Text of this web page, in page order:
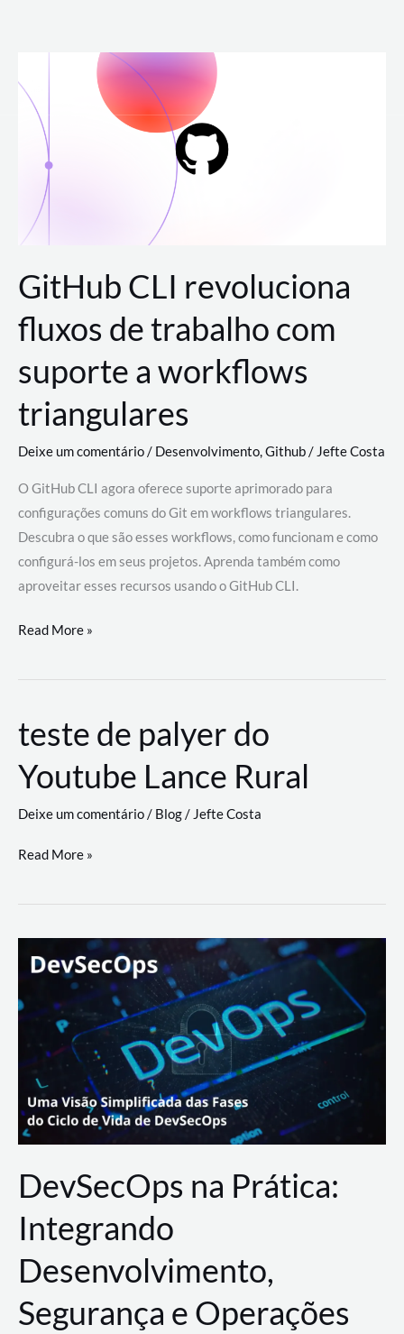
para
conteúdo
GitHub CLI revoluciona
fluxos de trabalho com
suporte a workflows
triangulares
Deixe um comentário/ Desenvolvimento,Github/ Jefte Costa
O GitHub CLI agora oferece suporte aprimorado para
configurações comuns do Git em workflows triangulares.
Descubra o que são esses workflows, como funcionam e como
configurá-los em seus projetos. Aprenda também como
aproveitar esses recursos usando o GitHub CLI.
GitHub
revoluciona
de
trabalho
com
a
workflows
Read More »
teste de palyer do
Youtube Lance Rural
Deixe um comentário/ Blog/ Jefte Costa
teste
palyer
Lance
Rural
Read More »
DevSecOps na Prática:
Integrando
Desenvolvimento,
Segurança e Operações